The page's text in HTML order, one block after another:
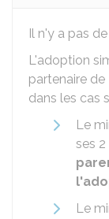
Il n'y a pas
L'adoption
partenaire
dans les cas
Le
ses
Le